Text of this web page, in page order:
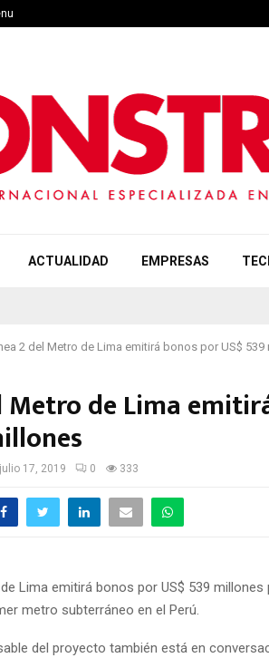
ACTUALIDAD EMPRESAS
2 del Metro de Lima emitirá bonos por US$ 539
Metro de Lima
julio 17, 2019 0 333
Lima emitirá bonos por US$ 539 millones
metro subterráneo en el Perú.
del proyecto también está en